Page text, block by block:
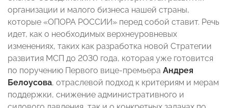
организации и малого бизнеса нашей страны,
которые «ОПОРА РОССИИ» перед собой ставит. Речь
идет, как о необходимых верхнеуровневых
изменениях, таких как разработка новой Стратегии
развития МСП до 2030 года, которая уже готовится
по поручению Первого вице-премьера Андрея
Белоусова, отраслевой подход к критериям и мерам
поддержки, снижение административного и